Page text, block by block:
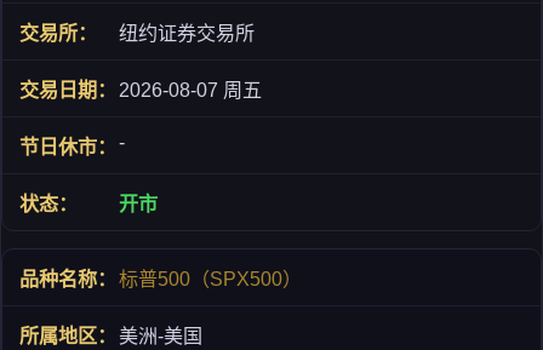
纽约证券交易所
2026-08-07 周五
-
开市
标普500（SPX500）
美洲-美国